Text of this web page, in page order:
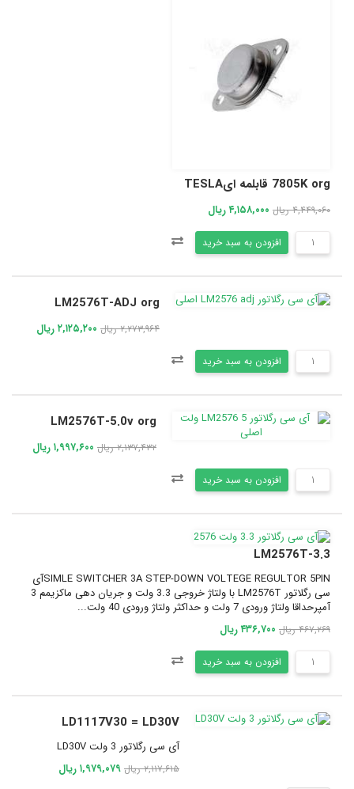
7805K org قابلمه ایTESLA
۴,۴۴۹,۰۶۰ ریال ۴,۱۵۸,۰۰۰ ریال
افزودن به سبد خرید
LM2576T-ADJ org
۲,۲۷۳,۹۶۴ ریال ۲,۱۲۵,۲۰۰ ریال
افزودن به سبد خرید
LM2576T-5.0v org
۲,۱۳۷,۴۳۲ ریال ۱,۹۹۷,۶۰۰ ریال
افزودن به سبد خرید
LM2576T-3.3
SIMLE SWITCHER 3A STEP-DOWN VOLTEGE REGULTOR 5PINآی
سی رگلاتور LM2576T با ولتاژ خروجی 3.3 ولت و جریان دهی ماکزیمم 3
آمپرحداقا ولتاژ ورودی 7 ولت و حداکثر ولتاژ ورودی 40 ولت...
۴۶۷,۲۶۹ ریال ۴۳۶,۷۰۰ ریال
افزودن به سبد خرید
LD1117V30 = LD30V
آی سی رگلاتور 3 ولت LD30V
۲,۱۱۷,۶۱۵ ریال ۱,۹۷۹,۰۷۹ ریال